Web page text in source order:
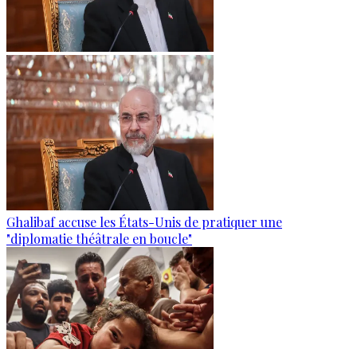
Ghalibaf accuse les États-Unis de pratiquer une
"diplomatie théâtrale en boucle"